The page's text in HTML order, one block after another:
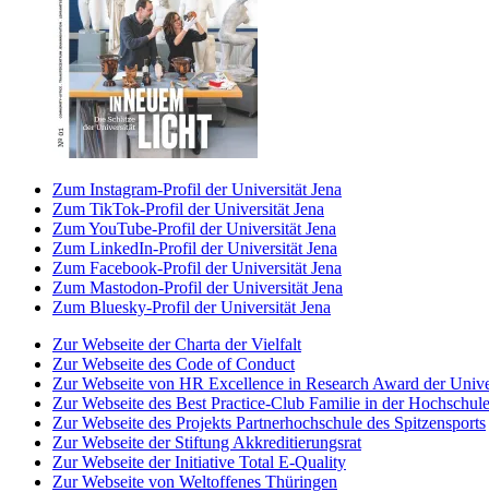
Zum Instagram-Profil der Universität Jena
Zum TikTok-Profil der Universität Jena
Zum YouTube-Profil der Universität Jena
Zum LinkedIn-Profil der Universität Jena
Zum Facebook-Profil der Universität Jena
Zum Mastodon-Profil der Universität Jena
Zum Bluesky-Profil der Universität Jena
Zur Webseite der Charta der Vielfalt
Zur Webseite des Code of Conduct
Zur Webseite von HR Excellence in Research Award der
Zur Webseite des Best Practice-Club Familie in der Hochschule
Zur Webseite des Projekts Partnerhochschule des Spitzensports
Zur Webseite der Stiftung Akkreditierungsrat
Zur Webseite der Initiative Total E-Quality
Zur Webseite von Weltoffenes Thüringen